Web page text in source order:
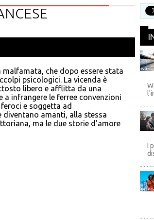
che dopo essere stata
psicologici. La vicenda è
libero e afflitta da una
infrangere le ferree convenzioni
e soggetta ad
diventano amanti, alla stessa
ma le due storie d'amore
WB
I